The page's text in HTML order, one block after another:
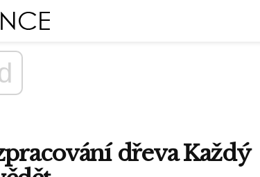
dřeva Každý